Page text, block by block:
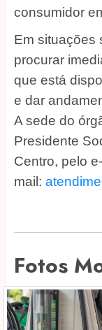
consumidor
Em situações
procurar
que está
e dar
A sede do
Presidente
Centro, pelo e-
mail:
Fotos